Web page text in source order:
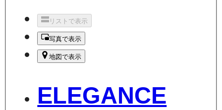
リストで表示
写真で表示
地図で表示
ELEGANCE